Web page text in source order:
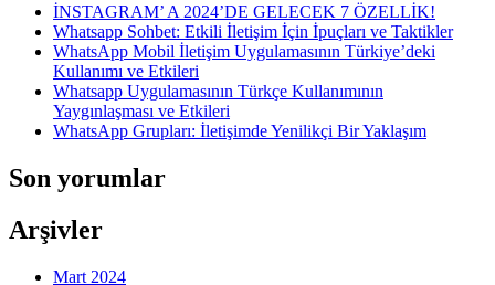
İNSTAGRAM’ A 2024’DE GELECEK 7 ÖZELLİK!
Whatsapp Sohbet: Etkili İletişim İçin İpuçları ve Taktikler
WhatsApp Mobil İletişim Uygulamasının Türkiye’deki
Kullanımı ve Etkileri
Whatsapp Uygulamasının Türkçe Kullanımının
Yaygınlaşması ve Etkileri
WhatsApp Grupları: İletişimde Yenilikçi Bir Yaklaşım
Son yorumlar
Arşivler
Mart 2024